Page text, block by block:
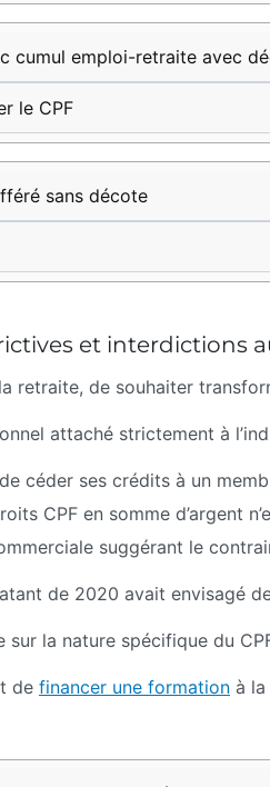
cumul emploi-retraite avec
le CPF
sans décote
et interdictions
retraite, de souhaiter
attaché strictement à
céder ses crédits à un
CPF en somme d’argent
suggérant le
de 2020 avait envisagé
la nature spécifique du
de financer une formation à